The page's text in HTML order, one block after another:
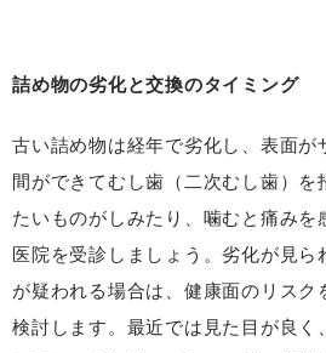
詰め物の劣化と交換のタイミング
古い詰め物は経年で劣化し、表面が
間ができてむし歯（二次むし歯）を
たいものがしみたり、噛むと痛みを
医院を受診しましょう。劣化が見ら
が疑われる場合は、健康面のリスク
検討します。最近では見た目が良く